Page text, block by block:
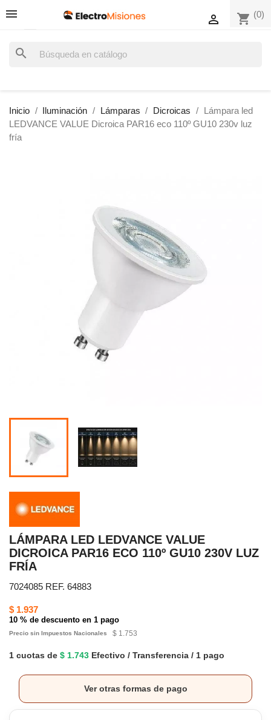
shopping_cart (0)

search
Inicio Iluminación Lámparas Dicroicas
Lámpara led
LEDVANCE VALUE Dicroica PAR16 eco 110º GU10 230v luz
fría
LÁMPARA LED LEDVANCE VALUE
DICROICA PAR16 ECO 110º GU10 230V LUZ
FRÍA
7024085 REF. 64883
$ 1.937
10 % de descuento en 1 pago
Precio sin Impuestos Nacionales $ 1.753
1 cuotas de $ 1.743 Efectivo / Transferencia / 1 pago
Ver otras formas de pago